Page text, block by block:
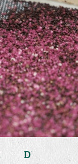
DURÉE DE